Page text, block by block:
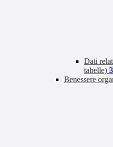
Dati
tabelle) 3
Benessere